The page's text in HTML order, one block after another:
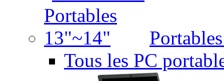
Tous les PC